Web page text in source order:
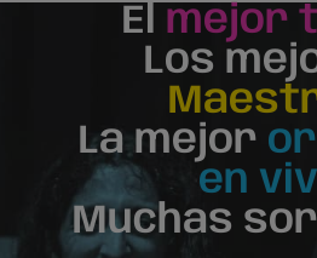
El mejor
Los
La mejor
en
Muchas